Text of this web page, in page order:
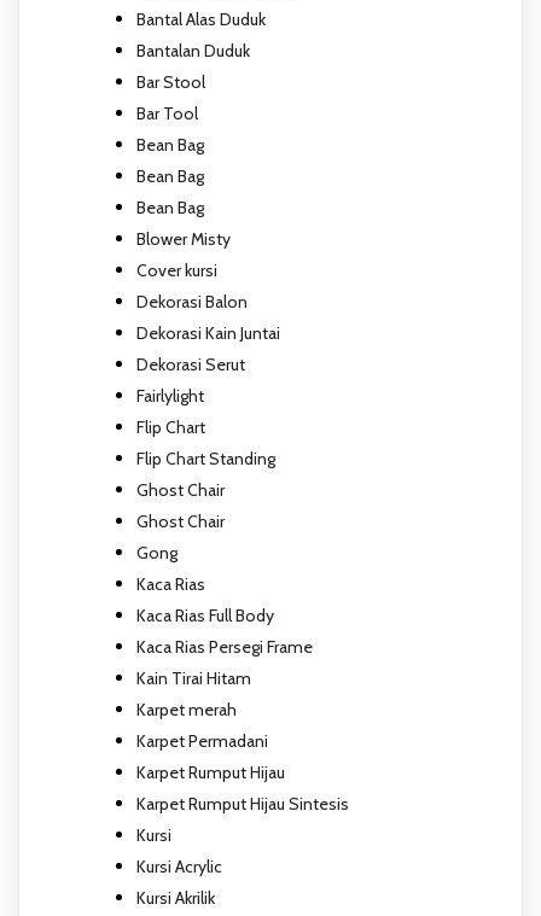
Bantal Alas Duduk
Bantalan Duduk
Bar Stool
Bar Tool
Bean Bag
Bean Bag
Bean Bag
Blower Misty
Cover kursi
Dekorasi Balon
Dekorasi Kain Juntai
Dekorasi Serut
Fairlylight
Flip Chart
Flip Chart Standing
Ghost Chair
Ghost Chair
Gong
Kaca Rias
Kaca Rias Full Body
Kaca Rias Persegi Frame
Kain Tirai Hitam
Karpet merah
Karpet Permadani
Karpet Rumput Hijau
Karpet Rumput Hijau Sintesis
Kursi
Kursi Acrylic
Kursi Akrilik